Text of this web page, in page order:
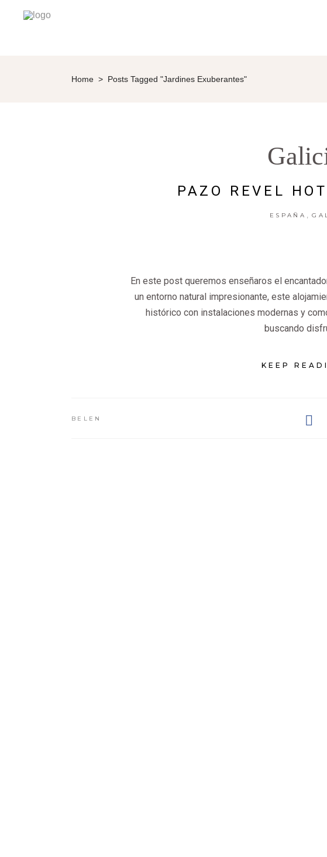
Home > Posts Tagged "Jardines Exuberantes"
PAZO REVEL
ESPAÑA
En este post queremos enseñaros el
un entorno natural impresionante, este
histórico con instalaciones modernas y
buscando
KEEP
BELEN